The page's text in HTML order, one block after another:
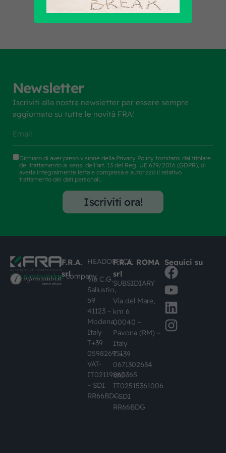
Newsletter
Iscriviti alla nostra newsletter per essere sempre
aggiornato su tutte le novità FRA!
Dichiaro di aver preso visione della Privacy Policy fornitami dal titolare
del trattamento ai sensi dell’art. 13 del Reg. UE 679/2016 (GDPR), di
averla integralmente letta e compresa e autorizzo il relativo
trattamento dei dati personali.
Iscriviti ora!
#busknowledgecompany
F.R.A.
srl
HEADOFFICE
Via C.G.
Sallustio,
69
41123 –
Modena,
Italy
T+39
059826951
VAT-
IT02119860365
– SDI
RR66BDG
F.R.A. ROMA
srl
SUBSIDIARY
Via del Mare,
km 6
00040 –
Pavona (RM) –
Italy
T +39
0671302634
VAT-
IT02515361006
– SDI
RR66BDG
Seguici su